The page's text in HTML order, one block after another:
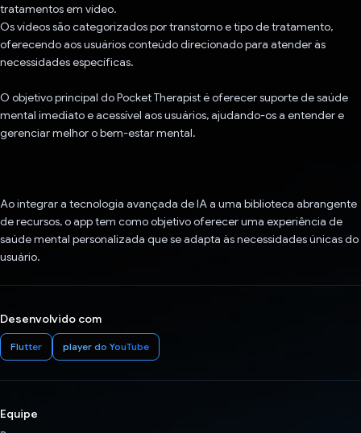
tratamentos em vídeo.
Os vídeos são categorizados por transtorno e tipo de tratamento,
oferecendo aos usuários conteúdo direcionado para atender às
necessidades específicas.
O objetivo principal do Pocket Therapist é oferecer suporte de saúde
mental imediato e acessível aos usuários, ajudando-os a entender e
gerenciar melhor o bem-estar mental.
Ao integrar a tecnologia avançada de IA a uma biblioteca abrangente
de recursos, o app tem como objetivo oferecer uma experiência de
saúde mental personalizada que se adapta às necessidades únicas do
usuário.
Desenvolvido com
Flutter player do YouTube
Equipe